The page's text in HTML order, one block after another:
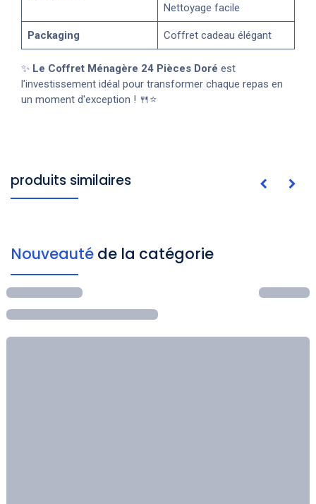
Nettoyage facile
Packaging Coffret cadeau élégant
✨ Le Coffret Ménagère 24 Pièces Doré est
l'investissement idéal pour transformer chaque repas en
un moment d'exception ! 🍴⭐
produits similaires
Nouveauté de la catégorie